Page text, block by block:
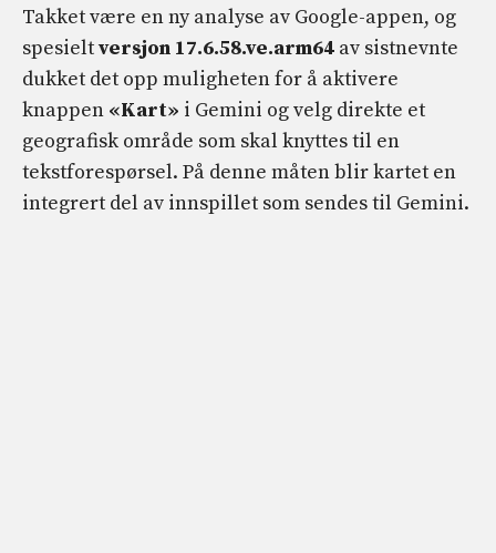
Takket være en ny analyse av Google-appen, og
spesieltversjon 17.6.58.ve.arm64 av sistnevnte
dukket det opp muligheten for å aktivere
knappen «Kart» i Gemini og velg direkte et
geografisk område som skal knyttes til en
tekstforespørsel. På denne måten blir kartet en
integrert del av innspillet som sendes til Gemini.